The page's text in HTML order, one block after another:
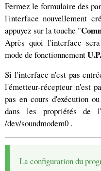
Fermez le formulaire des
l'interface nouvellement
appuyez sur la touche "
Après quoi l'interface
mode de fonctionnementU.P.
Si l'interface n'est pas
l'émetteur-récepteur n'est
pas en cours d'exécution
dans les propriétés de
/dev/soundmodem0 .
La configuration du